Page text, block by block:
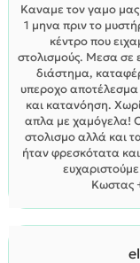
Καναμε τον γαμο μας
1 μηνα πριν το
κέντρο που
στολισμούς. Μεσα σε
διάστημα,
υπεροχο
και κατανόηση.
απλα με χαμόγελα!
στολισμο αλλά και
ήταν φρεσκότατα
Κωστας